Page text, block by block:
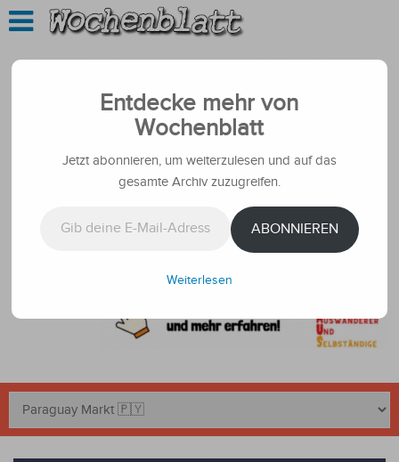
Entdecke mehr von
Wochenblatt
Jetzt abonnieren, um weiterzulesen und auf das
gesamte Archiv zuzugreifen.
ABONNIEREN
Weiterlesen